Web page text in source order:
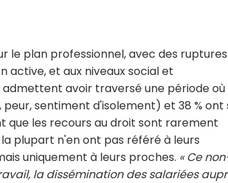
le plan professionnel, avec des
active, et aux niveaux social et
admettent avoir traversé une période
sentiment d'isolement) et 38 % ont
que les recours au droit sont rarement
plupart n'en ont pas référé à leurs
uniquement à leurs proches. « Ce
la dissémination des salariées